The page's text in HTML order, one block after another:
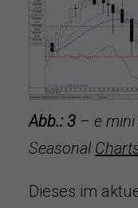
Abb.: 3– e mini
Seasonal
Dieses im